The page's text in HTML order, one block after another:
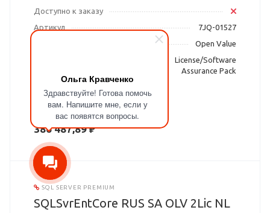
Ольга Кравченко
Здравствуйте! Готова помочь
вам. Напишите мне, если у
вас появятся вопросы.
Доступно к заказу
Артикул
7JQ-01527
Open Value
License/Software
Assurance Pack
Цена с НДС 20%
386 487,89 ₽
SQL SERVER PREMIUM
SQLSvrEntCore RUS SA OLV 2Lic NL